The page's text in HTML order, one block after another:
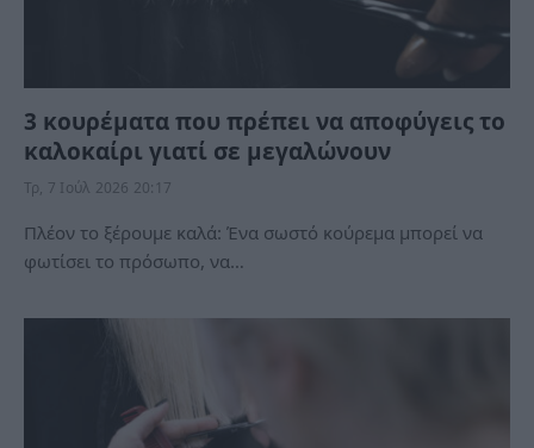
3 κουρέματα που πρέπει να αποφύγεις το
καλοκαίρι γιατί σε μεγαλώνουν
Τρ, 7 Ιούλ 2026 20:17
Πλέον το ξέρουμε καλά: Ένα σωστό κούρεμα μπορεί να
φωτίσει το πρόσωπο, να…